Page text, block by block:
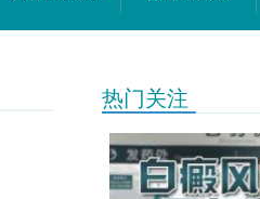
热门关注